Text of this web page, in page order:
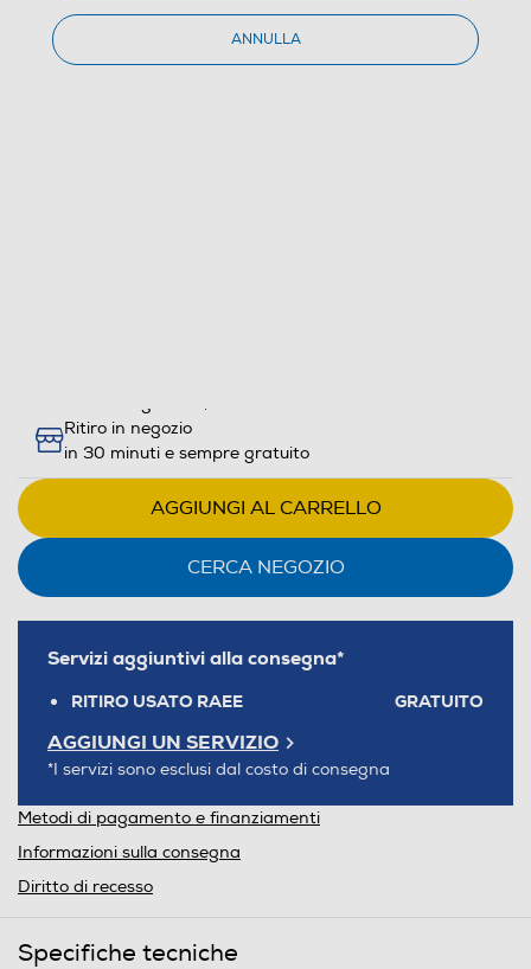
ARDES - RACCHETTORCIA
Ritiro in negozio
in 30 minuti e sempre gratuito
AGGIUNGI AL CARRELLO
CERCA NEGOZIO
Servizi aggiuntivi alla consegna*
RITIRO USATO RAEE GRATUITO
AGGIUNGI UN SERVIZIO
*I servizi sono esclusi dal costo di consegna
Metodi di pagamento e finanziamenti
Informazioni sulla consegna
Diritto di recesso
Specifiche tecniche
ANNULLA